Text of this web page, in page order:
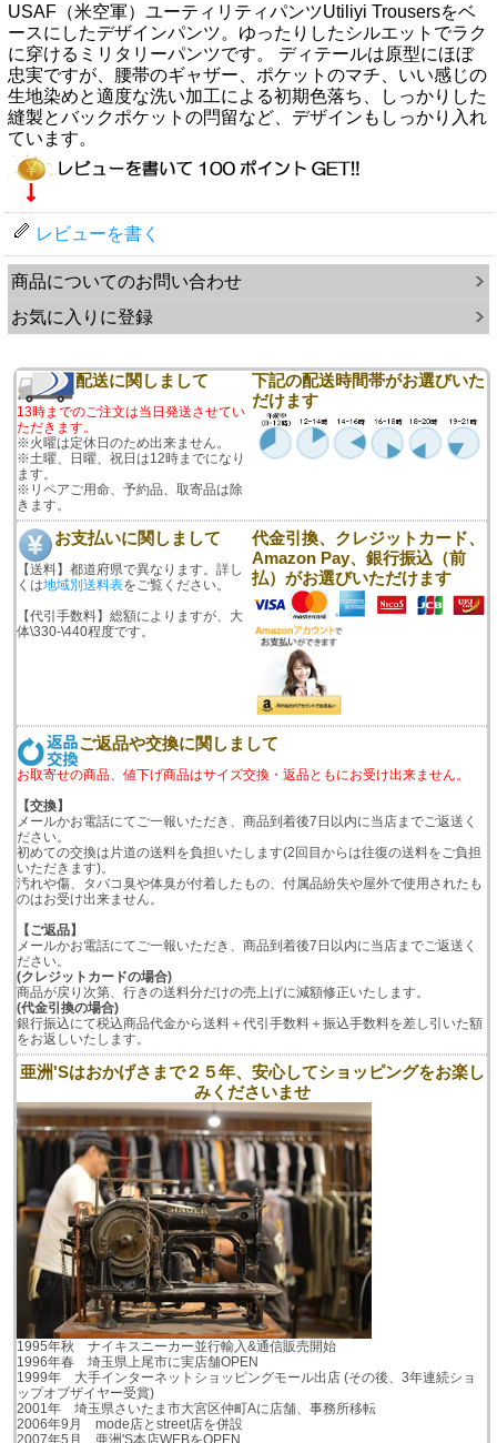
USAF（米空軍）ユーティリティパンツUtiliyi Trousersをベ
ースにしたデザインパンツ。ゆったりしたシルエットでラク
に穿けるミリタリーパンツです。 ディテールは原型にほぼ
忠実ですが、腰帯のギャザー、ポケットのマチ、いい感じの
生地染めと適度な洗い加工による初期色落ち、しっかりした
縫製とバックポケットの閂留など、デザインもしっかり入れ
ています。
レビューを書く
商品についてのお問い合わせ
お気に入りに登録
配送に関しまして
13時までのご注文は当日発送させてい
ただきます。
※火曜は定休日のため出来ません。
※土曜、日曜、祝日は12時までになり
ます。
※リペアご用命、予約品、取寄品は除
きます。
下記の配送時間帯がお選びいた
だけます
お支払いに関しまして
【送料】都道府県で異なります。詳し
くは地域別送料表をご覧ください。
【代引手数料】総額によりますが、大
体\330-\440程度です。
代金引換、クレジットカード、
Amazon Pay、銀行振込（前
払）がお選びいただけます
ご返品や交換に関しまして
お取寄せの商品、値下げ商品はサイズ交換・返品ともにお受け出来ません。
【交換】
メールかお電話にてご一報いただき、商品到着後7日以内に当店までご返送く
ださい。
初めての交換は片道の送料を負担いたします(2回目からは往復の送料をご負担
いただきます)。
汚れや傷、タバコ臭や体臭が付着したもの、付属品紛失や屋外で使用されたも
のはお受け出来ません。
【ご返品】
メールかお電話にてご一報いただき、商品到着後7日以内に当店までご返送く
ださい。
(クレジットカードの場合)
商品が戻り次第、行きの送料分だけの売上げに減額修正いたします。
(代金引換の場合)
銀行振込にて税込商品代金から送料＋代引手数料＋振込手数料を差し引いた額
をお返しいたします。
亜洲'Sはおかげさまで２５年、安心してショッピングをお楽し
みくださいませ
1995年秋 ナイキスニーカー並行輸入&通信販売開始
1996年春 埼玉県上尾市に実店舗OPEN
1999年 大手インターネットショッピングモール出店 (その後、3年連続ショ
ップオブザイヤー受賞)
2001年 埼玉県さいたま市大宮区仲町Aに店舗、事務所移転
2006年9月 mode店とstreet店を併設
2007年5月 亜洲'S本店WEBをOPEN